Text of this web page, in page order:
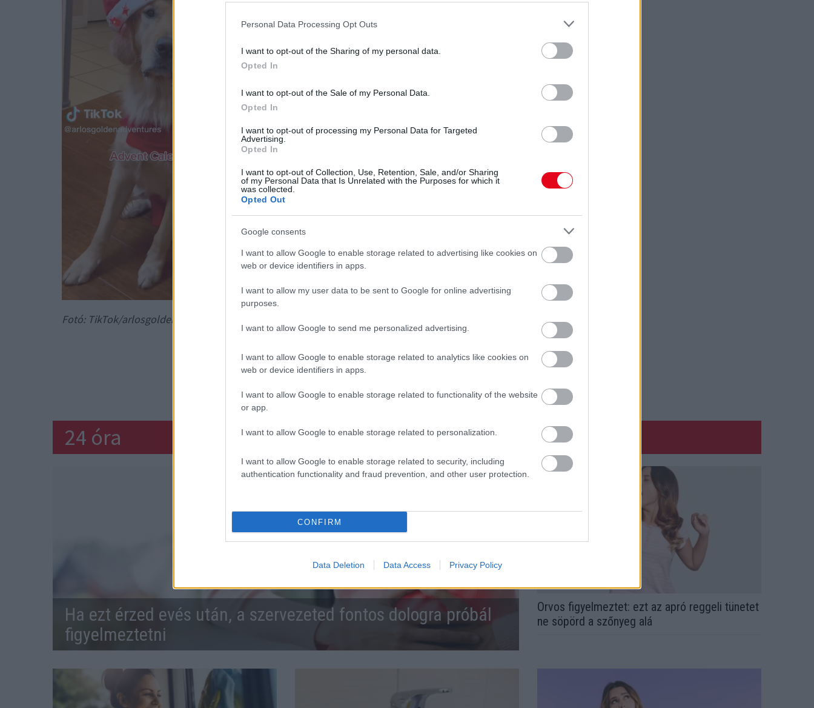
Personal Data Processing Opt Outs
I want to opt-out of the Sharing of my personal data.
Opted In
I want to opt-out of the Sale of my Personal Data.
Opted In
I want to opt-out of processing my Personal Data for Targeted
Advertising.
Opted In
I want to opt-out of Collection, Use, Retention, Sale, and/or Sharing
of my Personal Data that Is Unrelated with the Purposes for which it
was collected.
Opted Out
Google consents
I want to allow Google to enable storage related to advertising like cookies on
web or device identifiers in apps.
I want to allow my user data to be sent to Google for online advertising
purposes.
I want to allow Google to send me personalized advertising.
I want to allow Google to enable storage related to analytics like cookies on
web or device identifiers in apps.
I want to allow Google to enable storage related to functionality of the website
or app.
I want to allow Google to enable storage related to personalization.
I want to allow Google to enable storage related to security, including
authentication functionality and fraud prevention, and other user protection.
CONFIRM
Data Deletion Data Access Privacy Policy
Fotó: TikTok/arlosgoldenadventures
Lapozz a megható videóért!
KUTYA VIDEÓKLIP
24 óra
Ha ezt érzed evés után, a szervezeted fontos dologra próbál
figyelmeztetni
Orvos figyelmeztet: ezt az apró reggeli tünetet
ne söpörd a szőnyeg alá